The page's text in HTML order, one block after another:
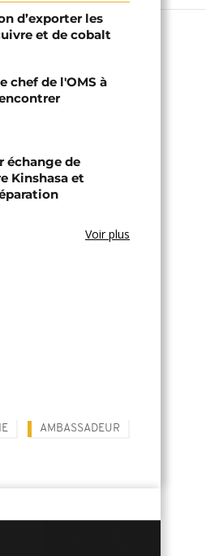
d’exporter les
et de cobalt
chef de l'OMS à
échange de
Kinshasa et
Voir plus
AMBASSADEUR